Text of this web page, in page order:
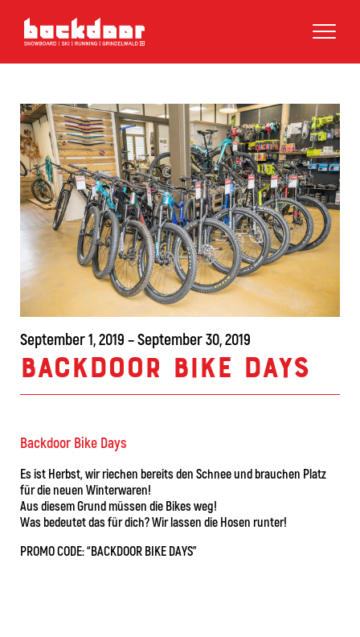
September 1, 2019 – September 30, 2019
Backdoor Bike Days
Backdoor Bike Days
Es ist Herbst, wir riechen bereits den Schnee und brauchen Platz
für die neuen Winterwaren!
Aus diesem Grund müssen die Bikes weg!
Was bedeutet das für dich? Wir lassen die Hosen runter!
PROMO CODE: “BACKDOOR BIKE DAYS”